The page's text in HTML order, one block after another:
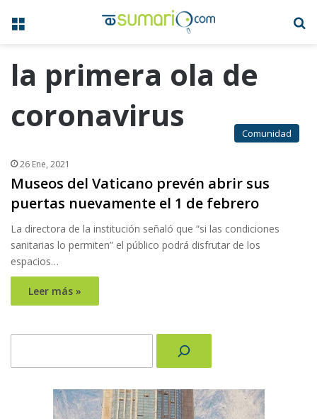
Menú
la primera ola de
coronavirus
Comunidad
26 Ene, 2021
Museos del Vaticano prevén abrir sus
puertas nuevamente el 1 de febrero
La directora de la institución señaló que “si las condiciones
sanitarias lo permiten” el público podrá disfrutar de los
espacios…
Leer más »